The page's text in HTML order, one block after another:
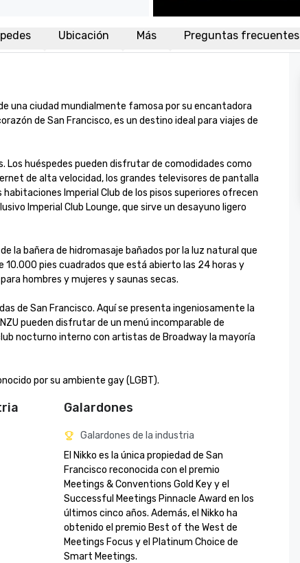
Ubicación Más Preguntas frecuentes
una ciudad mundialmente famosa por su encantadora
de San Francisco, es un destino ideal para viajes de
huéspedes pueden disfrutar de comodidades como
de alta velocidad, los grandes televisores de pantalla
Imperial Club de los pisos superiores ofrecen
Imperial Club Lounge, que sirve un desayuno ligero
la bañera de hidromasaje bañados por la luz natural que
pies cuadrados que está abierto las 24 horas y
hombres y mujeres y saunas secas.
de San Francisco. Aquí se presenta ingeniosamente la
pueden disfrutar de un menú incomparable de
nocturno interno con artistas de Broadway la mayoría
por su ambiente gay (LGBT).
Galardones
Galardones de la industria
El Nikko es la única propiedad de San
Francisco reconocida con el premio
Meetings & Conventions Gold Key y el
Successful Meetings Pinnacle Award en los
últimos cinco años. Además, el Nikko ha
obtenido el premio Best of the West de
Meetings Focus y el Platinum Choice de
Smart Meetings.